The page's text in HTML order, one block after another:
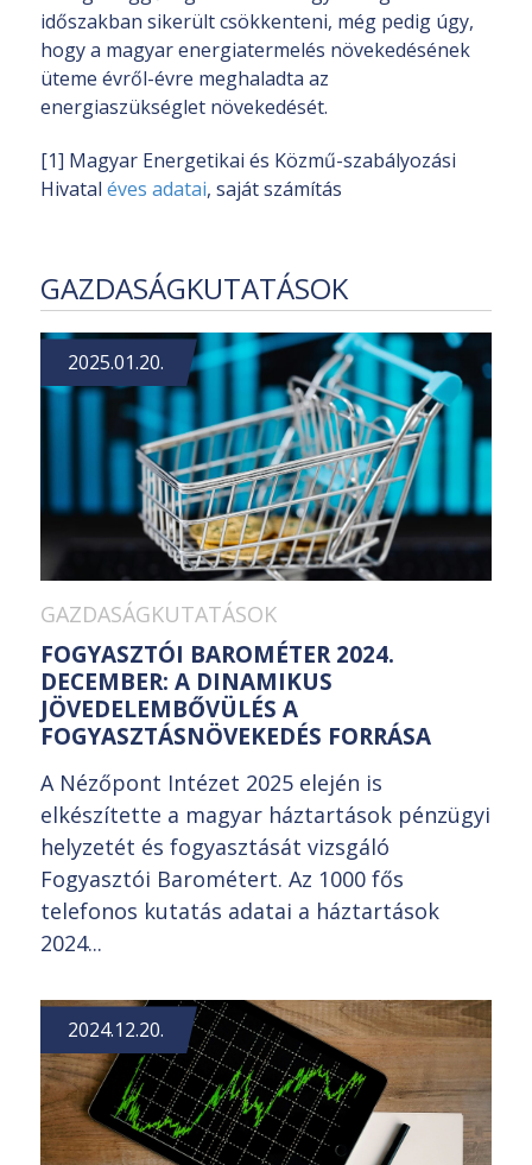
időszakban sikerült csökkenteni, még pedig úgy,
hogy a magyar energiatermelés növekedésének
üteme évről-évre meghaladta az
energiaszükséglet növekedését.
[1] Magyar Energetikai és Közmű-szabályozási
Hivatal éves adatai, saját számítás
GAZDASÁGKUTATÁSOK
2025.01.20.
GAZDASÁGKUTATÁSOK
FOGYASZTÓI BAROMÉTER 2024.
DECEMBER: A DINAMIKUS
JÖVEDELEMBŐVÜLÉS A
FOGYASZTÁSNÖVEKEDÉS FORRÁSA
A Nézőpont Intézet 2025 elején is
elkészítette a magyar háztartások pénzügyi
helyzetét és fogyasztását vizsgáló
Fogyasztói Barométert. Az 1000 fős
telefonos kutatás adatai a háztartások
2024...
2024.12.20.